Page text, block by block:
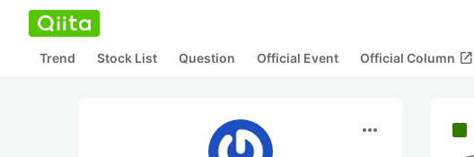
Trend Stock List Question Official Event Official Column open_in_new
more_horiz